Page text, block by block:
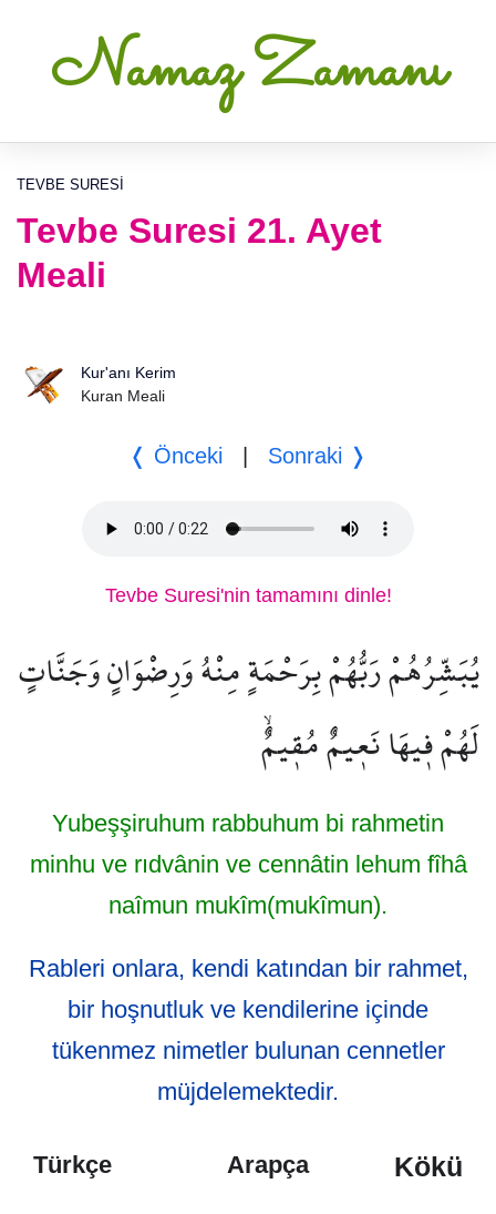
Namaz Zamanı
TEVBE SURESI
Tevbe Suresi 21. Ayet
Meali
Kur'anı Kerim
Kuran Meali
❬ Önceki Sonraki ❭
Tevbe Suresi'nin tamamını dinle!
يُبَشِّرُهُمْ رَبُّهُمْ بِرَحْمَةٍ مِنْهُ وَرِضْوَانٍ وَجَنَّاتٍ
لَهُمْ ف۪يهَا نَع۪يمٌ مُق۪يمٌۙ
Yubeşşiruhum rabbuhum bi rahmetin
minhu ve rıdvânin ve cennâtin lehum fîhâ
naîmun mukîm(mukîmun).
Rableri onlara, kendi katından bir rahmet,
bir hoşnutluk ve kendilerine içinde
tükenmez nimetler bulunan cennetler
müjdelemektedir.
Türkçe Arapça Kökü